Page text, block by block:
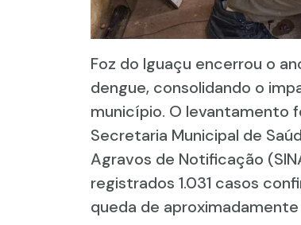
Foz do Iguaçu encerrou o
dengue, consolidando o
município. O levantamento
Secretaria Municipal de
Agravos de Notificação
registrados 1.031 casos
queda de aproximadamente